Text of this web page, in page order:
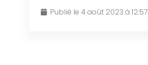
Publié le 4 août 2023 à 12:57